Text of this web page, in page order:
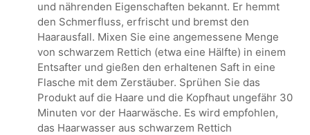
und nährenden Eigenschaften bekannt. Er hemmt
den Schmerfluss, erfrischt und bremst den
Haarausfall. Mixen Sie eine angemessene Menge
von schwarzem Rettich (etwa eine Hälfte) in einem
Entsafter und gießen den erhaltenen Saft in eine
Flasche mit dem Zerstäuber. Sprühen Sie das
Produkt auf die Haare und die Kopfhaut ungefähr 30
Minuten vor der Haarwäsche. Es wird empfohlen,
das Haarwasser aus schwarzem Rettich